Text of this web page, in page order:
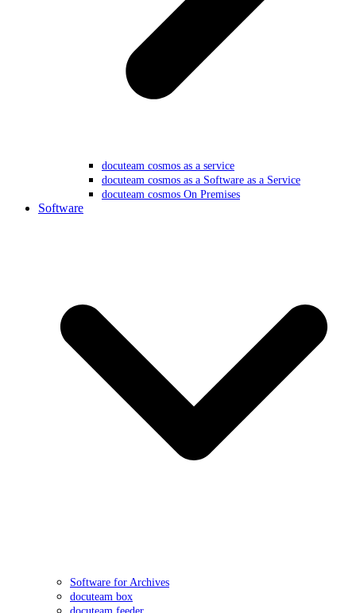
docuteam cosmos as a service
docuteam cosmos as a Software as a Service
docuteam cosmos On Premises
Software
Software for Archives
docuteam box